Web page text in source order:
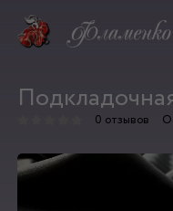
0 отзывов